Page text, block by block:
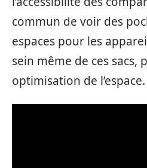
commun de voir des
espaces pour les
sein même de ces sacs,
optimisation de l’espace.